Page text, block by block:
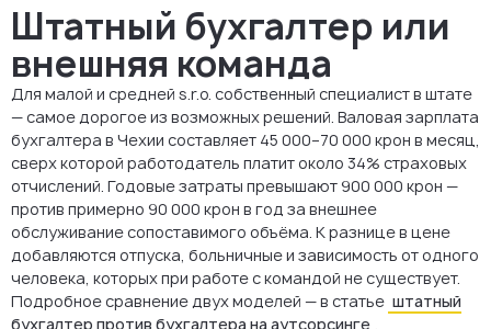
Штатный бухгалтер или
внешняя команда
Для малой и средней s.r.o. собственный специалист в штате
— самое дорогое из возможных решений. Валовая зарплата
бухгалтера в Чехии составляет 45 000–70 000 крон в месяц,
сверх которой работодатель платит около 34% страховых
отчислений. Годовые затраты превышают 900 000 крон —
против примерно 90 000 крон в год за внешнее
обслуживание сопоставимого объёма. К разнице в цене
добавляются отпуска, больничные и зависимость от одного
человека, которых при работе с командой не существует.
Подробное сравнение двух моделей — в статье штатный
бухгалтер против бухгалтера на аутсорсинге